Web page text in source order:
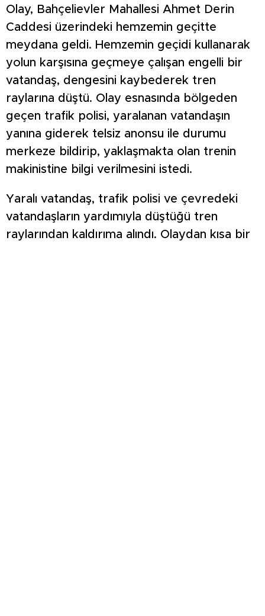
Olay, Bahçelievler Mahallesi Ahmet Derin
Caddesi üzerindeki hemzemin geçitte
meydana geldi. Hemzemin geçidi kullanarak
yolun karşısına geçmeye çalışan engelli bir
vatandaş, dengesini kaybederek tren
raylarına düştü. Olay esnasında bölgeden
geçen trafik polisi, yaralanan vatandaşın
yanına giderek telsiz anonsu ile durumu
merkeze bildirip, yaklaşmakta olan trenin
makinistine bilgi verilmesini istedi.
Yaralı vatandaş, trafik polisi ve çevredeki
vatandaşların yardımıyla düştüğü tren
raylarından kaldırıma alındı. Olaydan kısa bir